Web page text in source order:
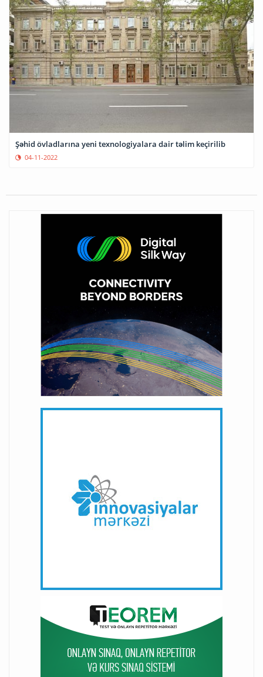
Şəhid övladlarına yeni texnologiyalara dair təlim keçirilib
04-11-2022